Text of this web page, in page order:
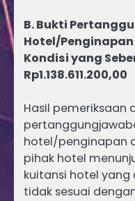
B. Bukti
Hotel/
Kondisi yang
Rp1.138.611.200,00
Hasil pemeriksaan
hotel/penginapan
pihak hotel
kuitansi hotel
tidak sesuai